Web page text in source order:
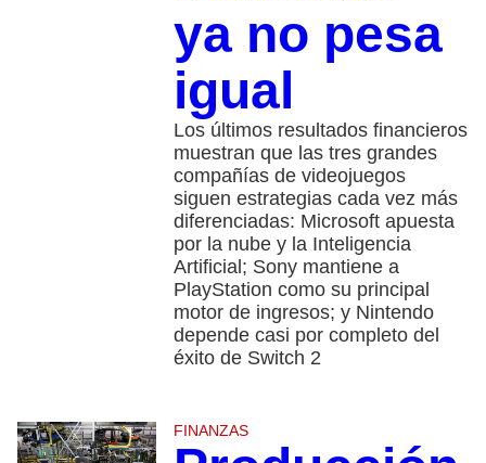
ya no pesa
igual
Los últimos resultados financieros
muestran que las tres grandes
compañías de videojuegos
siguen estrategias cada vez más
diferenciadas: Microsoft apuesta
por la nube y la Inteligencia
Artificial; Sony mantiene a
PlayStation como su principal
motor de ingresos; y Nintendo
depende casi por completo del
éxito de Switch 2
FINANZAS